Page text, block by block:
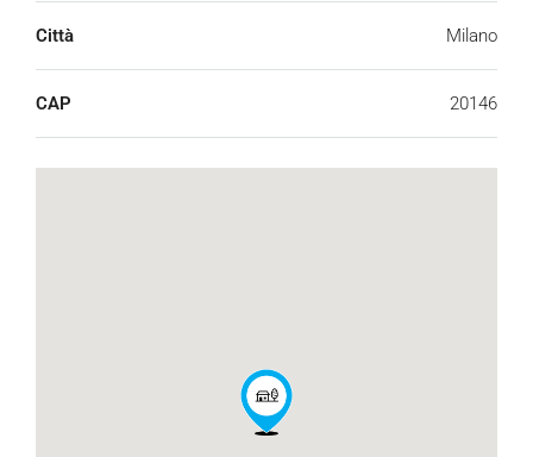
Città Milano
CAP 20146